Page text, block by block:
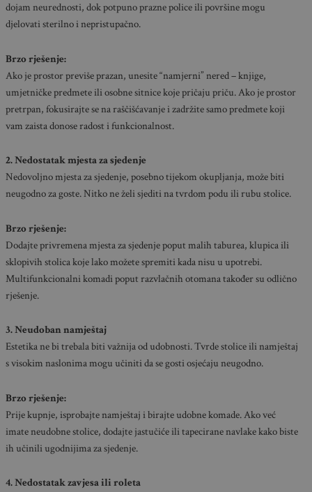
dojam neurednosti, dok potpuno prazne police ili površine mogu
djelovati sterilno i nepristupačno.
Brzo rješenje:
Ako je prostor previše prazan, unesite “namjerni” nered – knjige,
umjetničke predmete ili osobne sitnice koje pričaju priču. Ako je prostor
pretrpan, fokusirajte se na raščišćavanje i zadržite samo predmete koji
vam zaista donose radost i funkcionalnost.
2. Nedostatak mjesta za sjedenje
Nedovoljno mjesta za sjedenje, posebno tijekom okupljanja, može biti
neugodno za goste. Nitko ne želi sjediti na tvrdom podu ili rubu stolice.
Brzo rješenje:
Dodajte privremena mjesta za sjedenje poput malih taburea, klupica ili
sklopivih stolica koje lako možete spremiti kada nisu u upotrebi.
Multifunkcionalni komadi poput razvlačnih otomana također su odlično
rješenje.
3. Neudoban namještaj
Estetika ne bi trebala biti važnija od udobnosti. Tvrde stolice ili namještaj
s visokim naslonima mogu učiniti da se gosti osjećaju neugodno.
Brzo rješenje:
Prije kupnje, isprobajte namještaj i birajte udobne komade. Ako već
imate neudobne stolice, dodajte jastučiće ili tapecirane navlake kako biste
ih učinili ugodnijima za sjedenje.
4. Nedostatak zavjesa ili roleta